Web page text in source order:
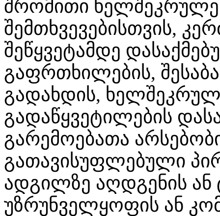
შრომითი
შემთხვევებისთვის,
შეწყვეტამდე
გაფრთხილების,
გადახდის,
გადაწყვეტილების
გარემოებათა
გათავისუფლებული
ადგილზე აღდგენის
უზრუნველყოფის ან